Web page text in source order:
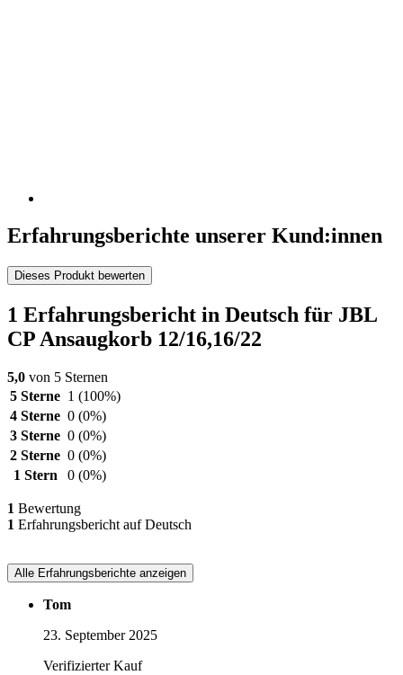
Erfahrungsberichte unserer Kund:innen
Dieses Produkt bewerten
1 Erfahrungsbericht in Deutsch für JBL
CP Ansaugkorb 12/16,16/22
5,0 von 5 Sternen
5 Sterne 1 (100%)
4 Sterne 0 (0%)
3 Sterne 0 (0%)
2 Sterne 0 (0%)
1 Stern
0 (0%)
1 Bewertung
1 Erfahrungsbericht auf Deutsch
Alle Erfahrungsberichte anzeigen
Tom
23. September 2025
Verifizierter Kauf